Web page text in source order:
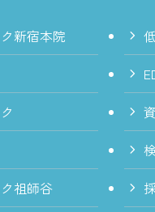
新宿本院
祖師谷